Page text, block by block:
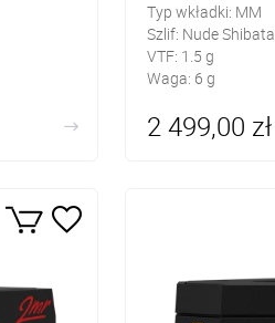
Typ wkładki: MM
Szlif: Nude Shibata
VTF: 1.5 g
Waga: 6 g
2 499,00 zł